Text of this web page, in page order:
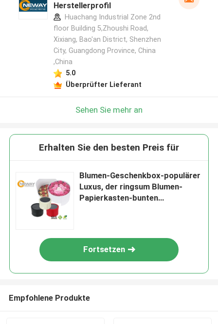
Herstellerprofil
Huachang Industrial Zone 2nd
floor Building 5,Zhoushi Road,
Xixiang, Bao'an District, Shenzhen
City, Guangdong Province, China
,China
5.0
Überprüfter Lieferant
Sehen Sie mehr an
Erhalten Sie den besten Preis für
Blumen-Geschenkbox-populärer
Luxus, der ringsum Blumen-
Papierkasten-bunten
Fortsetzen
Empfohlene Produkte